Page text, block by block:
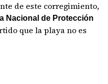
de este corregimiento,
Nacional de Protección
que la playa no es